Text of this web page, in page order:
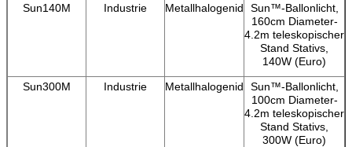
Sun140M Industrie Metallhalogenid
Sun™-Ballonlicht,
160cm Diameter-
4.2m teleskopischer
Stand Stativs,
140W (Euro)
Sun300M
Industrie Metallhalogenid
Sun™-Ballonlicht,
100cm Diameter-
4.2m teleskopischer
Stand Stativs,
300W (Euro)